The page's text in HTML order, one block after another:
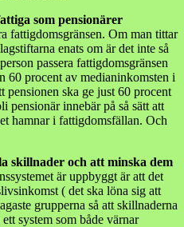
som pensionärer
fattigdomsgränsen. Om man tittar
enats om är det inte så
passera fattigdomsgränsen
60 procent av medianinkomsten i
pensionen ska ge just 60 procent
pensionär innebär på så sätt att
hamnar i fattigdomsfällan. Och
skillnader och att minska dem
är uppbyggt är att det
( det ska löna sig att
grupperna så att skillnaderna
system som både värnar